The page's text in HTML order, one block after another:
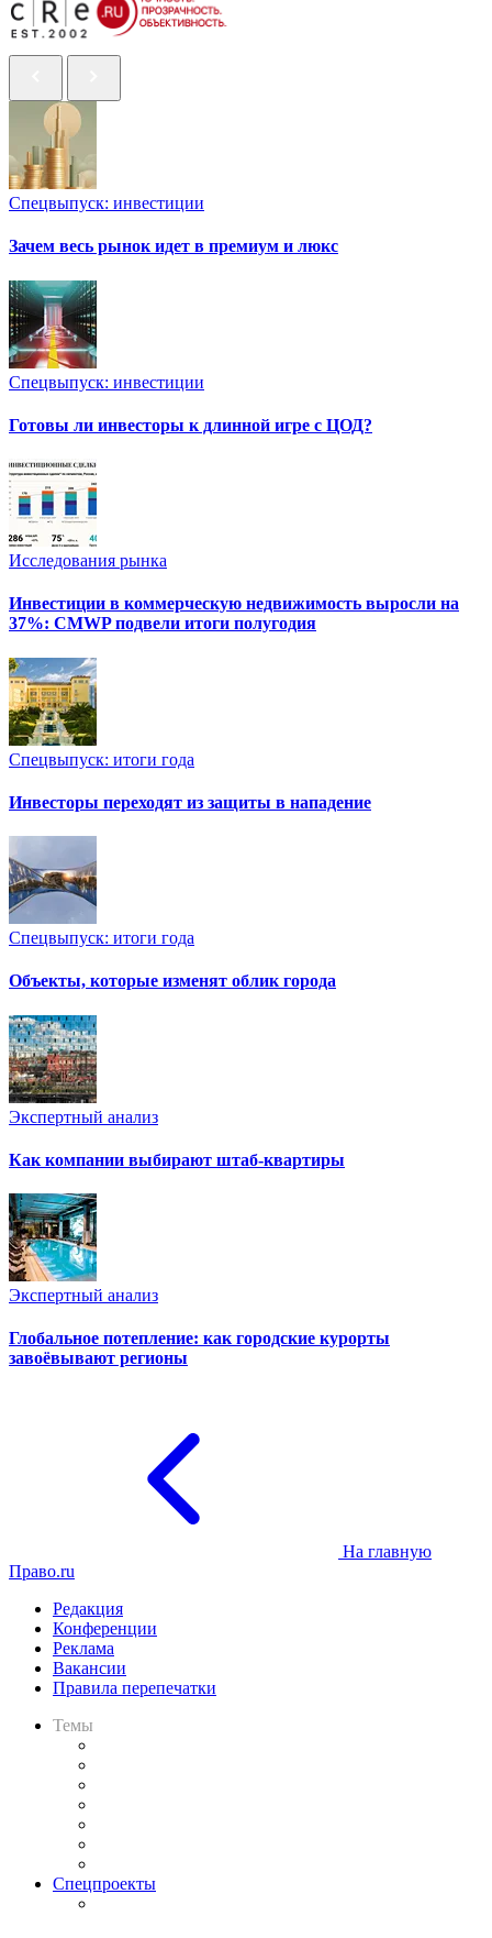
Спецвыпуск: инвестиции
Зачем весь рынок идет в премиум и люкс
Спецвыпуск: инвестиции
Готовы ли инвесторы к длинной игре с ЦОД?
Исследования рынка
Инвестиции в коммерческую недвижимость выросли на
37%: CMWP подвели итоги полугодия
Спецвыпуск: итоги года
Инвесторы переходят из защиты в нападение
Спецвыпуск: итоги года
Объекты, которые изменят облик города
Экспертный анализ
Как компании выбирают штаб-квартиры
Экспертный анализ
Глобальное потепление: как городские курорты
завоёвывают регионы
На главную
Право.ru
Редакция
Конференции
Реклама
Вакансии
Правила перепечатки
Темы
Спецпроекты